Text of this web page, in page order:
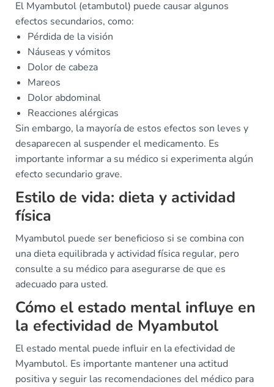
El Myambutol (etambutol) puede causar algunos
efectos secundarios, como:
Pérdida de la visión
Náuseas y vómitos
Dolor de cabeza
Mareos
Dolor abdominal
Reacciones alérgicas
Sin embargo, la mayoría de estos efectos son leves y
desaparecen al suspender el medicamento. Es
importante informar a su médico si experimenta algún
efecto secundario grave.
Estilo de vida: dieta y actividad
física
Myambutol puede ser beneficioso si se combina con
una dieta equilibrada y actividad física regular, pero
consulte a su médico para asegurarse de que es
adecuado para usted.
Cómo el estado mental influye en
la efectividad de Myambutol
El estado mental puede influir en la efectividad de
Myambutol. Es importante mantener una actitud
positiva y seguir las recomendaciones del médico para